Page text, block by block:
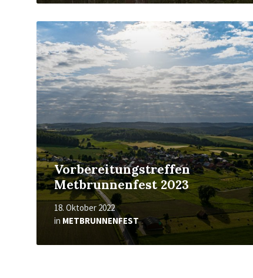
Vorbereitungstreffen
Metbrunnenfest 2023
18. Oktober 2022
in METBRUNNENFEST
Mehr
erfahren